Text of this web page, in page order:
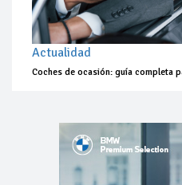
Actualidad
Coches de ocasión: guía completa